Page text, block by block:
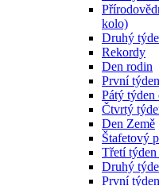
kolo)
Druhý
Rekordy
Den rodin
První
Pátý týden
Čtvrtý
Den Země
Štafetový
Třetí týden
Druhý
První